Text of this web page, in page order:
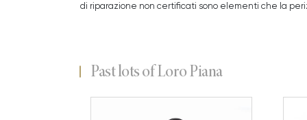
di riparazione non certificati sono elementi che la
Past lots of Loro Piana